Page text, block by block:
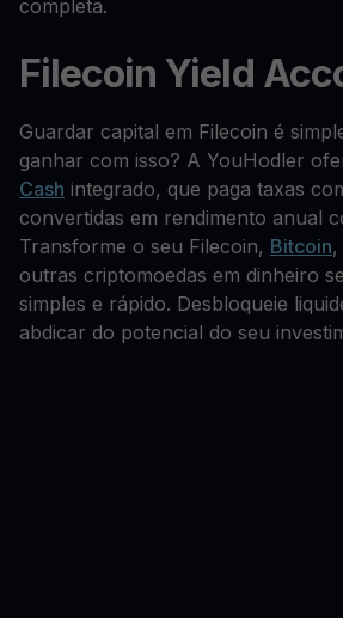
completa.
Filecoin Yield
Guardar capital em Filecoin é
ganhar com isso? A YouHodler
Cash integrado, que paga taxas
convertidas em rendimento anual
Transforme o seu Filecoin, Bitcoin,
outras criptomoedas em dinheiro
simples e rápido. Desbloqueie
abdicar do potencial do seu